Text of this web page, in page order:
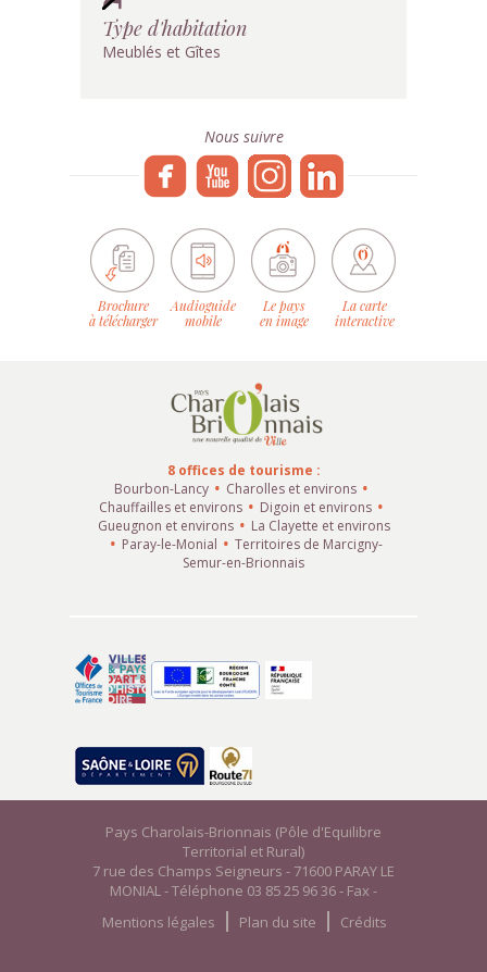
Type d'habitation
Meublés et Gîtes
Nous suivre
Brochure
à télécharger
Audioguide
mobile
Le pays
en image
La carte
interactive
8 offices de tourisme :
Bourbon-Lancy
Charolles et environs
Chauffailles et environs
Digoin et environs
Gueugnon et environs
La Clayette et environs
Paray-le-Monial
Territoires de Marcigny-
Semur-en-Brionnais
Pays Charolais-Brionnais (Pôle d'Equilibre
Territorial et Rural)
7 rue des Champs Seigneurs - 71600 PARAY LE
MONIAL - Téléphone 03 85 25 96 36 - Fax -
Mentions légales
Plan du site Crédits